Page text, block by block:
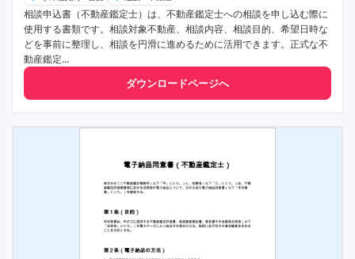
相談申込書（不動産鑑定士）は、不動産鑑定士への相談を申し込む際に
使用する書類です。相談対象不動産、相談内容、相談目的、希望日時な
どを事前に整理し、相談を円滑に進めるために活用できます。正式な不
動産鑑定...
ダウンロードページへ